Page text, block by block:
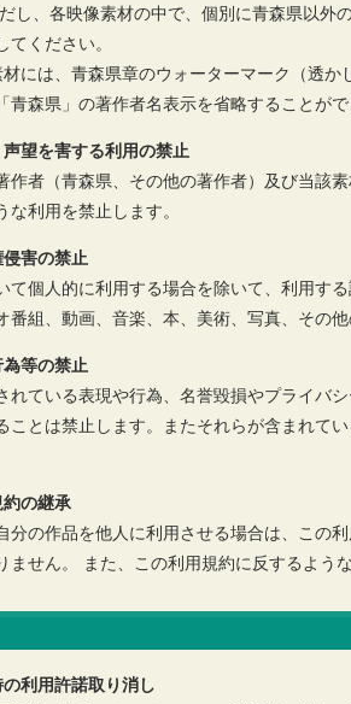
し、各映像素材の中で、個別に青森県以外
てください。
には、青森県章のウォーターマーク（透か
青森県」の著作者名表示を省略することがで
声望を害する利用の禁止
作者（青森県、その他の著作者）及び当該
な利用を禁止します。
侵害の禁止
て個人的に利用する場合を除いて、利用す
番組、動画、音楽、本、美術、写真、その
為等の禁止
れている表現や行為、名誉毀損やプライバ
ことは禁止します。またそれらが含まれて
約の継承
分の作品を他人に利用させる場合は、この
ません。 また、この利用規約に反するよう
の利用許諾取り消し